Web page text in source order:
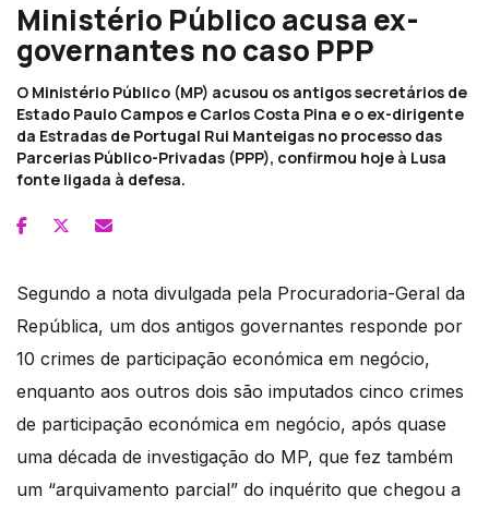
Ministério Público acusa ex-
governantes no caso PPP
O Ministério Público (MP) acusou os antigos secretários de
Estado Paulo Campos e Carlos Costa Pina e o ex-dirigente
da Estradas de Portugal Rui Manteigas no processo das
Parcerias Público-Privadas (PPP), confirmou hoje à Lusa
fonte ligada à defesa.
Segundo a nota divulgada pela Procuradoria-Geral da
República, um dos antigos governantes responde por
10 crimes de participação económica em negócio,
enquanto aos outros dois são imputados cinco crimes
de participação económica em negócio, após quase
uma década de investigação do MP, que fez também
um “arquivamento parcial” do inquérito que chegou a